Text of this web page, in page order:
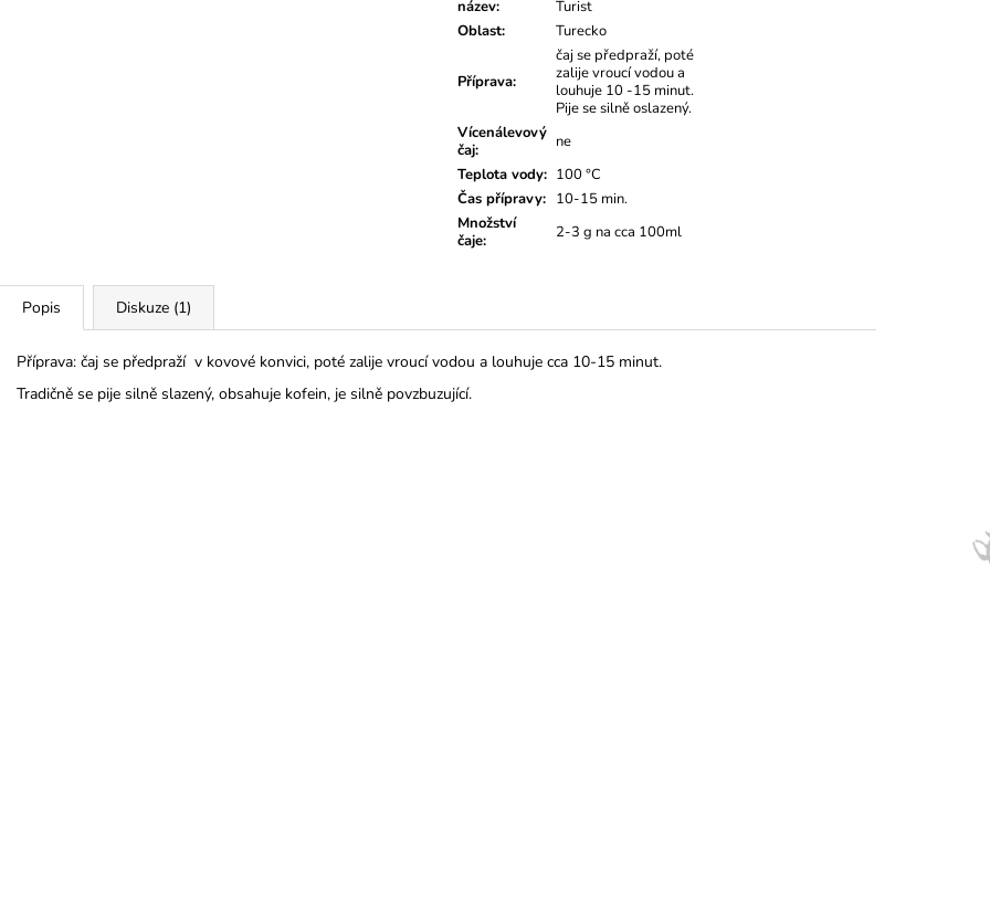
název:
Turist
Oblast: Turecko
Příprava:
čaj se předpraží, poté
zalije vroucí vodou a
louhuje 10 -15 minut.
Pije se silně oslazený.
Vícenálevový
čaj:
ne
Teplota vody: 100 °C
Čas přípravy: 10-15 min.
Množství
čaje: 2-3 g na cca 100ml
Popis Diskuze (1)
Příprava: čaj se předpraží v kovové konvici, poté zalije vroucí vodou a louhuje cca 10-15 minut.
Tradičně se pije silně slazený, obsahuje kofein, je silně povzbuzující.